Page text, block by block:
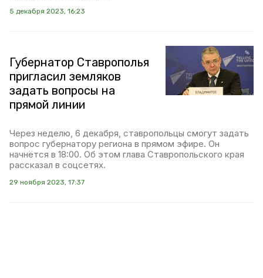
5 декабря 2023, 16:23
Губернатор Ставрополья
пригласил земляков
задать вопросы на
прямой линии
Через неделю, 6 декабря, ставропольцы смогут задать
вопрос губернатору региона в прямом эфире. Он
начнётся в 18:00. Об этом глава Ставропольского края
рассказал в соцсетях.
29 ноября 2023, 17:37